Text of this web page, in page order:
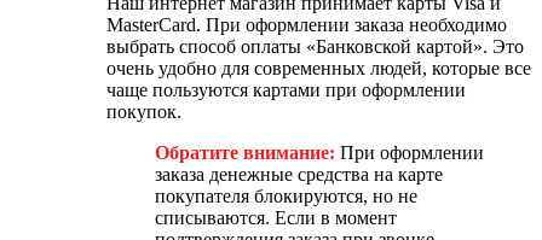
MasterCard. При оформлении заказа необходимо
выбрать способ оплаты «Банковской картой». Это
очень удобно для современных людей, которые все
чаще пользуются картами при оформлении
покупок.
Обратите внимание: При оформлении
заказа денежные средства на карте
покупателя блокируются, но не
списываются. Если в момент